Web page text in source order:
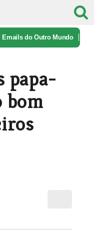
Emails do Outro Mundo
papa-
bom